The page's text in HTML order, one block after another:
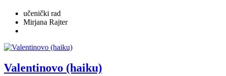
učenički rad
Mirjana Rajter
Valentinovo (haiku)